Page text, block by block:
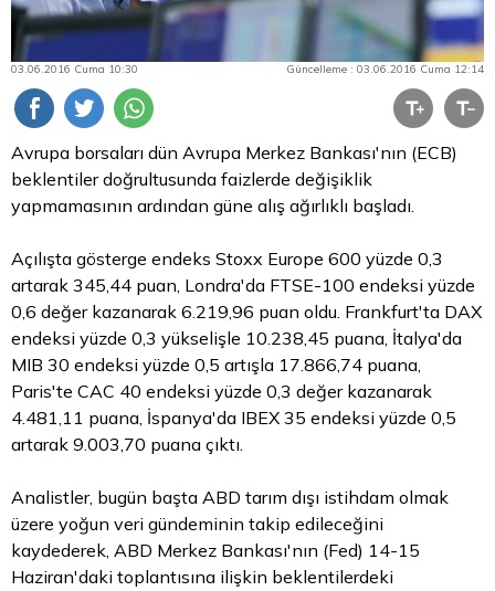
03.06.2016 Cuma 10:30 Güncelleme : 03.06.2016 Cuma 12:14
Avrupa borsaları dün Avrupa Merkez Bankası'nın (ECB)
beklentiler doğrultusunda faizlerde değişiklik
yapmamasının ardından güne alış ağırlıklı başladı.
Açılışta gösterge endeks Stoxx Europe 600 yüzde 0,3
artarak 345,44 puan, Londra'da FTSE-100 endeksi yüzde
0,6 değer kazanarak 6.219,96 puan oldu. Frankfurt'ta DAX
endeksi yüzde 0,3 yükselişle 10.238,45 puana, İtalya'da
MIB 30 endeksi yüzde 0,5 artışla 17.866,74 puana,
Paris'te CAC 40 endeksi yüzde 0,3 değer kazanarak
4.481,11 puana, İspanya'da IBEX 35 endeksi yüzde 0,5
artarak 9.003,70 puana çıktı.
Analistler, bugün başta ABD tarım dışı istihdam olmak
üzere yoğun veri gündeminin takip edileceğini
kaydederek, ABD Merkez Bankası'nın (Fed) 14-15
Haziran'daki toplantısına ilişkin beklentilerdeki